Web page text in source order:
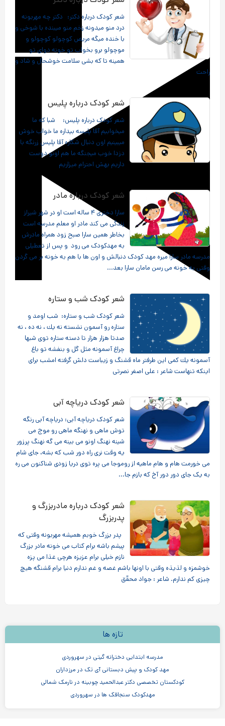
شعر کودک درباره دکتر: دکتر چه مهربونه
درد منو میدونه زخم منو میبنده با شوخی و
با خنده میگه مریض کوچولو کوچولو و
موچولو برو بخواب تو خونه دوای تو
همینه تا که بشی سلامت خوشحال و شاد و
راحت
شعر کودک درباره پلیس
شعر کودک درباره پلیس: شبا که ما
میخوابیم آقا پلیسه بیداره ما خواب خوش
میبینیم اون دنبال شکاره آقا پلیس زرنگه با
دزدا خوب میجنگه ما هم اونو دوست
داریم بهش احترام میزاریم
شعر کودک درباره مادر
سارا دختری ۴ ساله است او در شهر شیراز
زندگی می کند مادر او معلم مدرسه است
بخاطر همین سارا صبح زود همراه مادرش
به مهدکودک می رود و پس از تعطیلی
مدرسه مادر سارا میره مهد کودک دنبالش و اون ها با هم به خونه بر می گردن
وقتی به خونه می رسن مامان سارا بعد...
شعر کودک شب و ستاره
شعر کودک شب و ستاره: شب اومد و
ستاره رو آسمون نشسته نه یك ، نه ده ، نه
صدتا هزار هزار تا دسته ستاره توی شبها
چراغ آسمونه مثل گل و بنفشه تو باغ
آسمونه یك كمی این طرفتر ماه قشنگ و زیباست دلش گرفته امشب برای
اینكه تنهاست شاعر : علی اصغر نصرتی
شعر کودک دریاچه آبی
شعر کودک دریاچه آبی: دریاچه آبی رنگه
توش ماهی و نهنگه ماهی رو موج می
شینه نهنگ اونو می بینه می گه نهنگ پرزور
یه وقت نری راه دور شب که بشه، جای شام
می خورمت هام و هام ماهیه از روموجا می پره توی دریا زودی شناکنون می ره
به یک جای دور دور آخ که بازم جا...
شعر کودک درباره مادربزرگ و
پدربزرگ
پدر بزرگ خوبم همیشه مهربونه وقتی كه
پیشم باشه برام كتاب می خونه مادر بزرگ
نازم خیلی برام عزیزه هرچی غذا می پزه
خوشمزه و لذیذه وقتی با اونها باشم غصه و غم ندارم دنیا برام قشنگه هیچ
چیزی كم ندارم. شاعر : جواد محقّق
تازه ها
مدرسه ابتدایی دخترانه گیتی در سهروردی
مهد کودک و پیش دبستانی آی تک در مرزداران
کودکستان تخصصی دکتر عبدالحمید چوبینه در نارمک شمالی
مهدکودک سنجاقک ها در سهروردی